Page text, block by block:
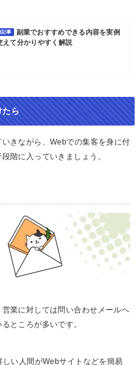
記事
副業でおすすめできる内容を実例
えて分かりやすく解説
たら
きながら、Webでの集客を身に付
階に入っていきましょう。
業に対しては問い合わせメールへ
ところが多いです。
い人間がWebサイトなどを簡易